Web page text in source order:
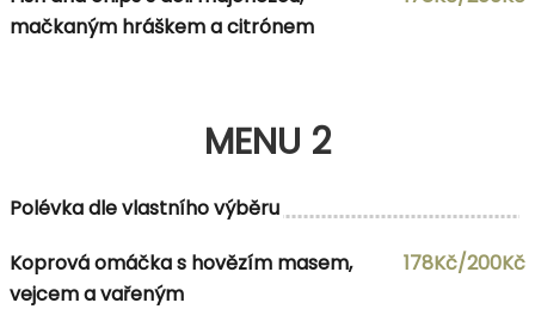
mačkaným hráškem a citrónem
MENU 2
Polévka dle vlastního výběru
Koprová omáčka s hovězím masem,
vejcem a vařeným
178Kč/200Kč